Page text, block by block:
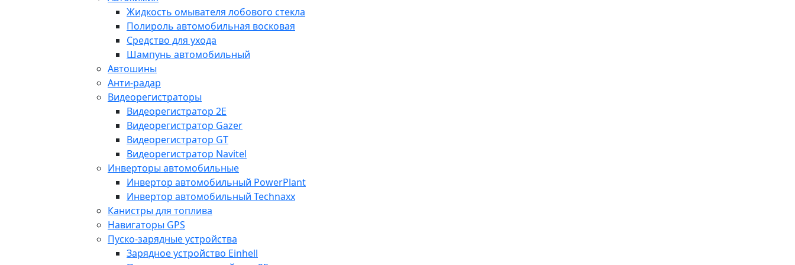
Жидкость омывателя лобового стекла
Полироль автомобильная восковая
Средство для ухода
Шампунь автомобильный
Автошины
Анти-радар
Видеорегистраторы
Видеорегистратор 2E
Видеорегистратор Gazer
Видеорегистратор GT
Видеорегистратор Navitel
Инверторы автомобильные
Инвертор автомобильный PowerPlant
Инвертор автомобильный Technaxx
Канистры для топлива
Навигаторы GPS
Пуско-зарядные устройства
Зарядное устройство Einhell